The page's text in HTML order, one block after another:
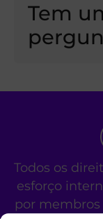
Tem
Todos os
esforço
por membros